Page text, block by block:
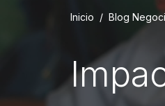
Inicio Blog